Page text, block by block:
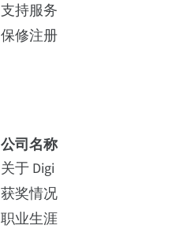
支持服务
保修注册
公司名称
关于 Digi
获奖情况
职业生涯